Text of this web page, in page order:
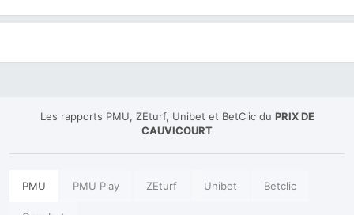
Les rapports PMU, ZEturf, Unibet et BetClic du PRIX DE
CAUVICOURT
PMU PMU Play ZEturf Unibet Betclic